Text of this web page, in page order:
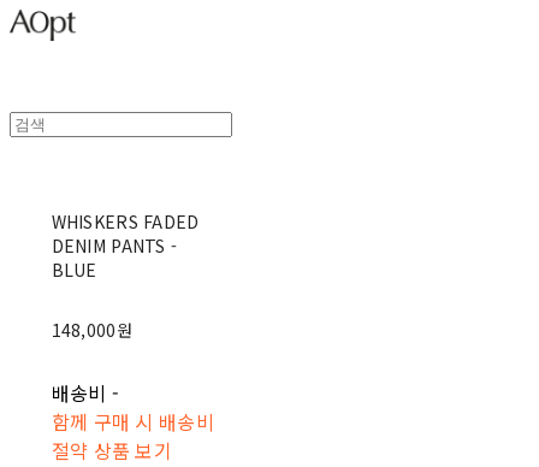
WHISKERS FADED
DENIM PANTS -
BLUE
148,000원
배송비 -
함께 구매 시 배송비
절약 상품 보기